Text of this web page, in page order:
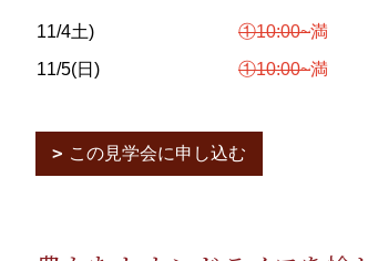
11/4土) ①10:00~満
11/5(日)
①10:00~満
この見学会に申し込む